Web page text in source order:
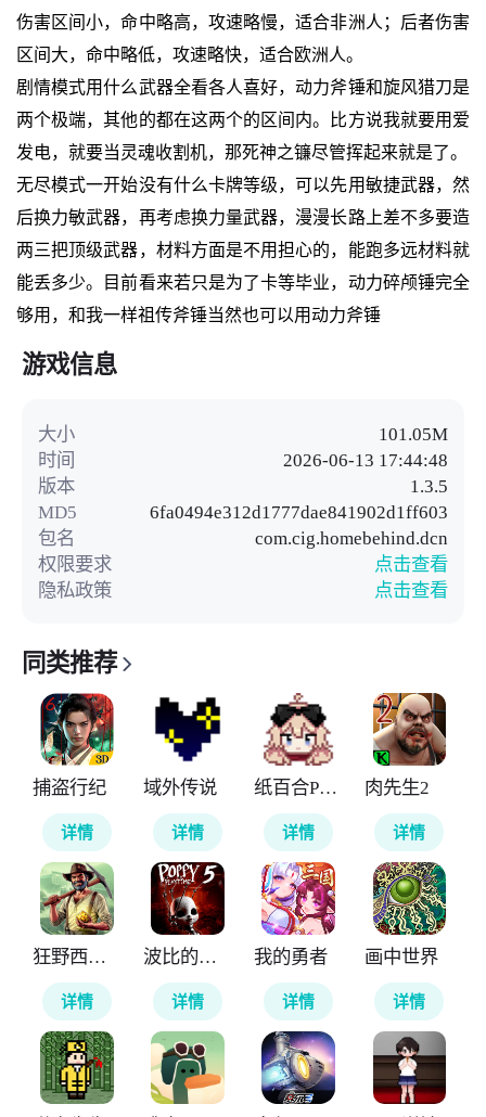
伤害区间小，命中略高，攻速略慢，适合非洲人；后者伤害
区间大，命中略低，攻速略快，适合欧洲人。
剧情模式用什么武器全看各人喜好，动力斧锤和旋风猎刀是
两个极端，其他的都在这两个的区间内。比方说我就要用爱
发电，就要当灵魂收割机，那死神之镰尽管挥起来就是了。
无尽模式一开始没有什么卡牌等级，可以先用敏捷武器，然
后换力敏武器，再考虑换力量武器，漫漫长路上差不多要造
两三把顶级武器，材料方面是不用担心的，能跑多远材料就
能丢多少。目前看来若只是为了卡等毕业，动力碎颅锤完全
够用，和我一样祖传斧锤当然也可以用动力斧锤
游戏信息
大小
101.05M
时间
2026-06-13 17:44:48
版本
1.3.5
MD5
6fa0494e312d1777dae841902d1ff603
包名
com.cig.homebehind.dcn
权限要求
点击查看
隐私政策
点击查看
同类推荐
捕盗行纪
详情
域外传说
详情
纸百合PaperLily
详情
肉先生2
详情
狂野西部矿工
详情
波比的游戏时间第五章官方正版
详情
我的勇者
详情
画中世界
详情